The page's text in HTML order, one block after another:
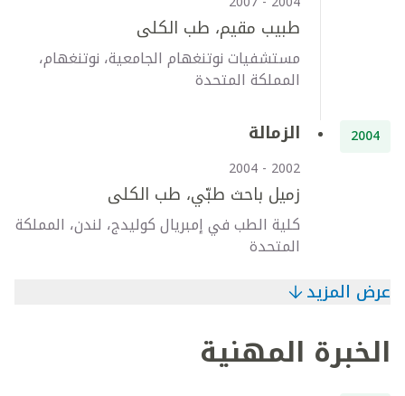
طبيب مقيم، طب الكلى
مستشفيات نوتنغهام الجامعية، نوتنغهام،
المملكة المتحدة
2004 الزمالة
2002 - 2004
زميل باحث طبّي، طب الكلى
كلية الطب في إمبريال كوليدج، لندن، المملكة
المتحدة
عرض المزيد
الخبرة المهنية